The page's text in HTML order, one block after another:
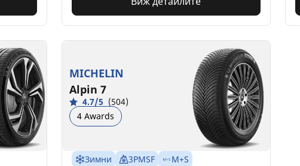
MICHELIN
Alpin 7
4.7/5 (504)
4 Awards
Зимни 3PMSF
M+S